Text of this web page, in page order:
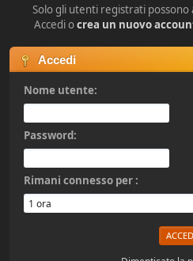
Solo gli utenti registrati possono
Accedi ocrea un nuovo
Accedi
Nome utente:
Password:
Rimani connesso per :